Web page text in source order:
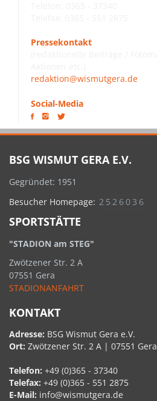
Pressekontakt
redaktion@wismutgera.de
Social-Media
BSG WISMUT GERA E.V.
Gegründet: 1951
Besucher Homepage: 2 5 2 60 3 6
SPORTSTÄTTE
"STADION am STEG"
Zwötzener Str. 2 A
07551 Gera
STADIONANFAHRT
KONTAKT
Adresse: BSG Wismut Gera e.V.
Ort: Zwötzener Str. 2 A | 07551 Gera
Telefon: +49 (0)365 - 37340
Telefax: +49 (0)365 - 551 2875
E-Mail: info@wismutgera.de